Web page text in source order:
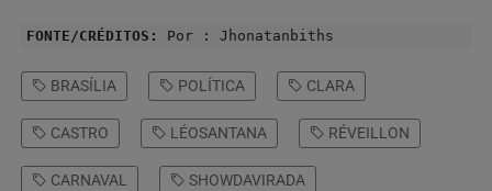
FONTE/CRÉDITOS: Por : Jhonatanbiths
BRASÍLIA POLÍTICA CLARA
CASTRO LÉOSANTANA RÉVEILLON
CARNAVAL SHOWDAVIRADA